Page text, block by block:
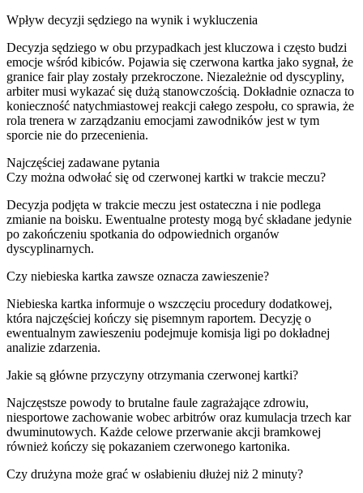
Wpływ decyzji sędziego na wynik i wykluczenia
Decyzja sędziego w obu przypadkach jest kluczowa i często budzi
emocje wśród kibiców. Pojawia się czerwona kartka jako sygnał, że
granice fair play zostały przekroczone. Niezależnie od dyscypliny,
arbiter musi wykazać się dużą stanowczością. Dokładnie oznacza to
konieczność natychmiastowej reakcji całego zespołu, co sprawia, że
rola trenera w zarządzaniu emocjami zawodników jest w tym
sporcie nie do przecenienia.
Najczęściej zadawane pytania
Czy można odwołać się od czerwonej kartki w trakcie meczu?
Decyzja podjęta w trakcie meczu jest ostateczna i nie podlega
zmianie na boisku. Ewentualne protesty mogą być składane jedynie
po zakończeniu spotkania do odpowiednich organów
dyscyplinarnych.
Czy niebieska kartka zawsze oznacza zawieszenie?
Niebieska kartka informuje o wszczęciu procedury dodatkowej,
która najczęściej kończy się pisemnym raportem. Decyzję o
ewentualnym zawieszeniu podejmuje komisja ligi po dokładnej
analizie zdarzenia.
Jakie są główne przyczyny otrzymania czerwonej kartki?
Najczęstsze powody to brutalne faule zagrażające zdrowiu,
niesportowe zachowanie wobec arbitrów oraz kumulacja trzech kar
dwuminutowych. Każde celowe przerwanie akcji bramkowej
również kończy się pokazaniem czerwonego kartonika.
Czy drużyna może grać w osłabieniu dłużej niż 2 minuty?